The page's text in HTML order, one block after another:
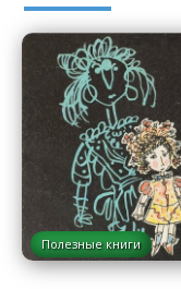
Полезные книги